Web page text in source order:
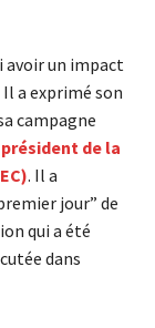
avoir un impact
a exprimé son
campagne
de la
. Il a
jour” de
qui a été
dans